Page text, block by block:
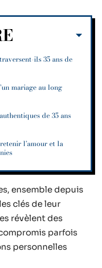
ils 35 ans de
mariage au long
de 35 ans
l’amour et la
ensemble depuis
clés de leur
révèlent des
parfois
personnelles